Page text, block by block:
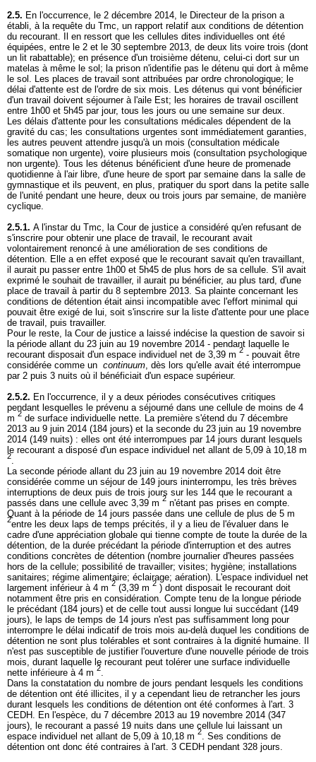
2.5. En l'occurrence, le 2 décembre 2014, le Directeur de la prison a
établi, à la requête du Tmc, un rapport relatif aux conditions de détention
du recourant. Il en ressort que les cellules dites individuelles ont été
équipées, entre le 2 et le 30 septembre 2013, de deux lits voire trois (dont
un lit rabattable); en présence d'un troisième détenu, celui-ci dort sur un
matelas à même le sol; la prison n'identifie pas le détenu qui dort à même
le sol. Les places de travail sont attribuées par ordre chronologique; le
délai d'attente est de l'ordre de six mois. Les détenus qui vont bénéficier
d'un travail doivent séjourner à l'aile Est; les horaires de travail oscillent
entre 1h00 et 5h45 par jour, tous les jours ou une semaine sur deux.
Les délais d'attente pour les consultations médicales dépendent de la
gravité du cas; les consultations urgentes sont immédiatement garanties,
les autres peuvent attendre jusqu'à un mois (consultation médicale
somatique non urgente), voire plusieurs mois (consultation psychologique
non urgente). Tous les détenus bénéficient d'une heure de promenade
quotidienne à l'air libre, d'une heure de sport par semaine dans la salle de
gymnastique et ils peuvent, en plus, pratiquer du sport dans la petite salle
de l'unité pendant une heure, deux ou trois jours par semaine, de manière
cyclique.
2.5.1. A l'instar du Tmc, la Cour de justice a considéré qu'en refusant de
s'inscrire pour obtenir une place de travail, le recourant avait
volontairement renoncé à une amélioration de ses conditions de
détention. Elle a en effet exposé que le recourant savait qu'en travaillant,
il aurait pu passer entre 1h00 et 5h45 de plus hors de sa cellule. S'il avait
exprimé le souhait de travailler, il aurait pu bénéficier, au plus tard, d'une
place de travail à partir du 8 septembre 2013. Sa plainte concernant les
conditions de détention était ainsi incompatible avec l'effort minimal qui
pouvait être exigé de lui, soit s'inscrire sur la liste d'attente pour une place
de travail, puis travailler.
Pour le reste, la Cour de justice a laissé indécise la question de savoir si
la période allant du 23 juin au 19 novembre 2014 - pendant laquelle le
recourant disposait d'un espace individuel net de 3,39 m 2 - pouvait être
considérée comme un continuum, dès lors qu'elle avait été interrompue
par 2 puis 3 nuits où il bénéficiait d'un espace supérieur.
2.5.2. En l'occurrence, il y a deux périodes consécutives critiques
pendant lesquelles le prévenu a séjourné dans une cellule de moins de 4
m 2 de surface individuelle nette. La première s'étend du 7 décembre
2013 au 9 juin 2014 (184 jours) et la seconde du 23 juin au 19 novembre
2014 (149 nuits) : elles ont été interrompues par 14 jours durant lesquels
le recourant a disposé d'un espace individuel net allant de 5,09 à 10,18 m
2.
La seconde période allant du 23 juin au 19 novembre 2014 doit être
considérée comme un séjour de 149 jours ininterrompu, les très brèves
interruptions de deux puis de trois jours sur les 144 que le recourant a
passés dans une cellule avec 3,39 m 2 n'étant pas prises en compte.
Quant à la période de 14 jours passée dans une cellule de plus de 5 m
2entre les deux laps de temps précités, il y a lieu de l'évaluer dans le
cadre d'une appréciation globale qui tienne compte de toute la durée de la
détention, de la durée précédant la période d'interruption et des autres
conditions concrètes de détention (nombre journalier d'heures passées
hors de la cellule; possibilité de travailler; visites; hygiène; installations
sanitaires; régime alimentaire; éclairage; aération). L'espace individuel net
largement inférieur à 4 m 2 (3,39 m 2 ) dont disposait le recourant doit
notamment être pris en considération. Compte tenu de la longue période
le précédant (184 jours) et de celle tout aussi longue lui succédant (149
jours), le laps de temps de 14 jours n'est pas suffisamment long pour
interrompre le délai indicatif de trois mois au-delà duquel les conditions de
détention ne sont plus tolérables et sont contraires à la dignité humaine. Il
n'est pas susceptible de justifier l'ouverture d'une nouvelle période de trois
mois, durant laquelle le recourant peut tolérer une surface individuelle
nette inférieure à 4 m 2.
Dans la constatation du nombre de jours pendant lesquels les conditions
de détention ont été illicites, il y a cependant lieu de retrancher les jours
durant lesquels les conditions de détention ont été conformes à l'art. 3
CEDH. En l'espèce, du 7 décembre 2013 au 19 novembre 2014 (347
jours), le recourant a passé 19 nuits dans une cellule lui laissant un
espace individuel net allant de 5,09 à 10,18 m 2. Ses conditions de
détention ont donc été contraires à l'art. 3 CEDH pendant 328 jours.